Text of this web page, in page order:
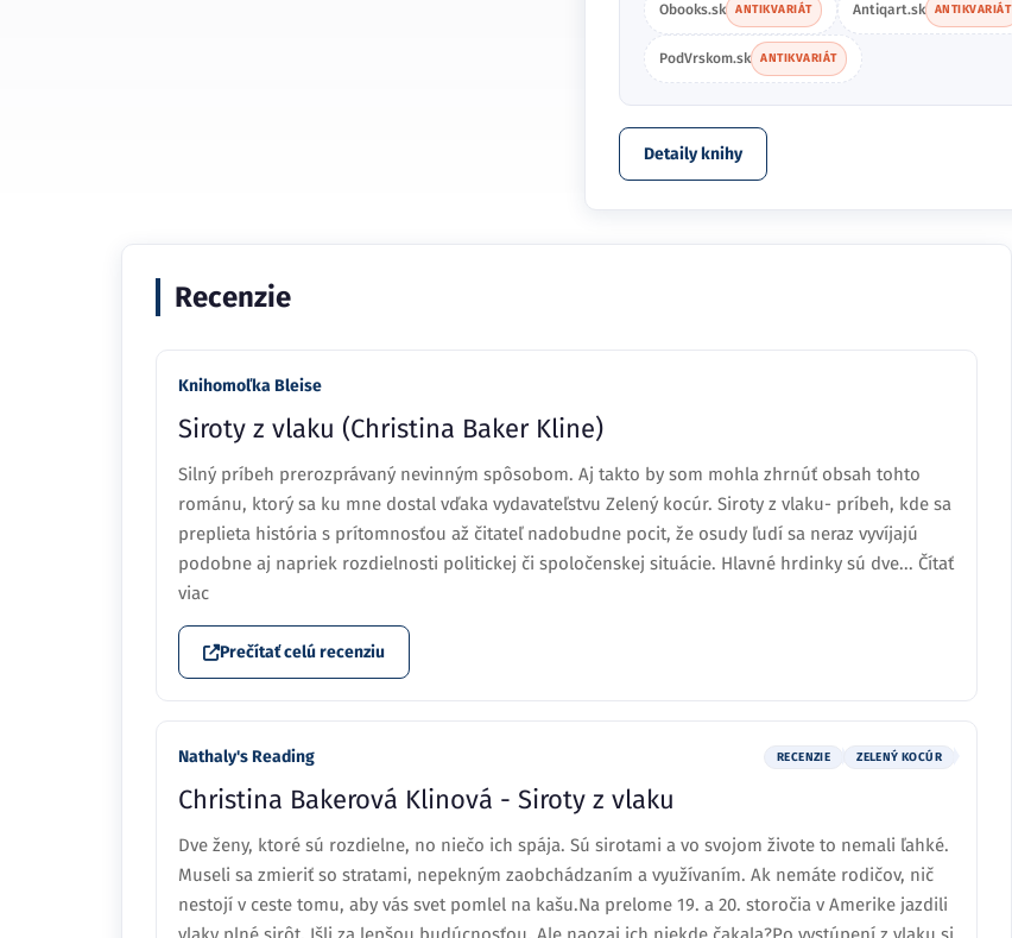
Obooks.sk ANTIKVARIÁT Antiqart.sk ANTIKVARIÁT
PodVrskom.sk ANTIKVARIÁT
Detaily knihy
Recenzie
Knihomoľka Bleise
Siroty z vlaku (Christina Baker Kline)
Silný príbeh prerozprávaný nevinným spôsobom. Aj takto by som mohla zhrnúť obsah tohto
románu, ktorý sa ku mne dostal vďaka vydavateľstvu Zelený kocúr. Siroty z vlaku- príbeh, kde sa
preplieta história s prítomnosťou až čitateľ nadobudne pocit, že osudy ľudí sa neraz vyvíjajú
podobne aj napriek rozdielnosti politickej či spoločenskej situácie. Hlavné hrdinky sú dve... Čítať
viac
Prečítať celú recenziu
Nathaly's Reading RECENZIE ZELENÝ KOCÚR
Christina Bakerová Klinová - Siroty z vlaku
Dve ženy, ktoré sú rozdielne, no niečo ich spája. Sú sirotami a vo svojom živote to nemali ľahké.
Museli sa zmieriť so stratami, nepekným zaobchádzaním a využívaním. Ak nemáte rodičov, nič
nestojí v ceste tomu, aby vás svet pomlel na kašu.Na prelome 19. a 20. storočia v Amerike jazdili